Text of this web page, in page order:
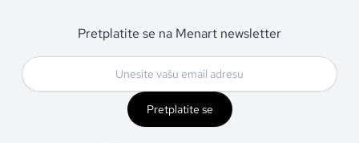
Pretplatite se na Menart newsletter
Pretplatite se